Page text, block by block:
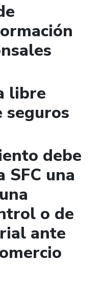
libre
seguros
debe
SFC una
o de
ante